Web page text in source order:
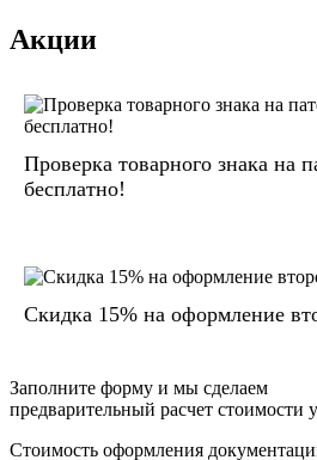
Акции
Проверка товарного знака на
бесплатно!
Скидка 15% на оформление
Заполните форму и мы сделаем
предварительный расчет стоимости
Стоимость оформления